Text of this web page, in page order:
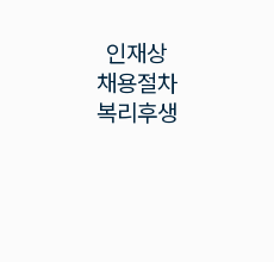
인재상
채용절차
복리후생